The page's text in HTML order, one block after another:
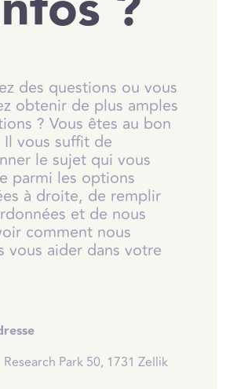
des questions ou vous
obtenir de plus amples
? Vous êtes au bon
vous suffit de
le sujet qui vous
parmi les options
à droite, de remplir
et de nous
comment nous
vous aider dans votre
Research Park 50, 1731 Zellik